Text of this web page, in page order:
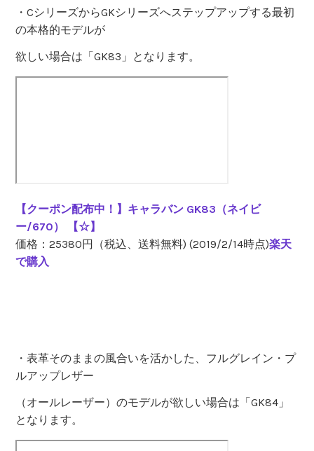
・CシリーズからGKシリーズへステップアップする最初
の本格的モデルが
欲しい場合は「GK83」となります。
【クーポン配布中！】キャラバン GK83（ネイビ
ー/670） 【☆】
価格：25380円（税込、送料無料) (2019/2/14時点)楽天
で購入
・表革そのままの風合いを活かした、フルグレイン・プ
ルアップレザー
（オールレーザー）のモデルが欲しい場合は「GK84」
となります。